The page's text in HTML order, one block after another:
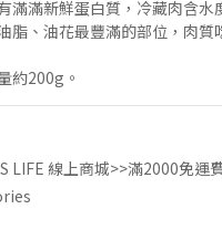
滿滿新鮮蛋白質，冷藏肉含水
脂、油花最豐滿的部位，肉質
約200g。
LIFE 線上商城>>滿2000免運